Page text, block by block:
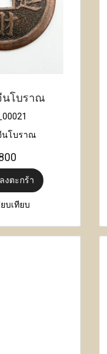
นโบราณ
นโบราณ
งตะกร้า
บเทียบ